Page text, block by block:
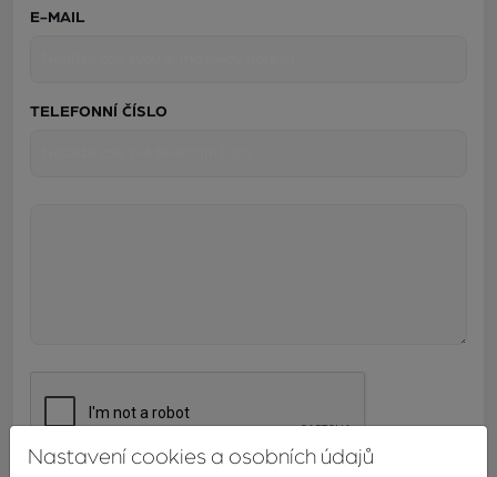
E-MAIL
TELEFONNÍ ČÍSLO
Nastavení cookies a osobních údajů